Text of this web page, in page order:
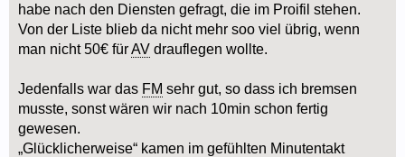
habe nach den Diensten gefragt, die im Proifil stehen.
Von der Liste blieb da nicht mehr soo viel übrig, wenn
man nicht 50€ fürAV drauflegen wollte.
Jedenfalls war das FM sehr gut, so dass ich bremsen
musste, sonst wären wir nach 10min schon fertig
gewesen.
„Glücklicherweise“ kamen im gefühlten Minutentakt